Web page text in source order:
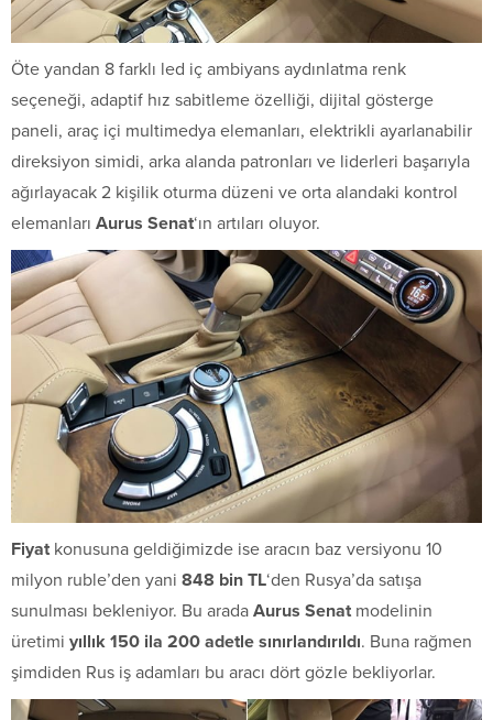
Öte yandan 8 farklı led iç ambiyans aydınlatma renk
seçeneği, adaptif hız sabitleme özelliği, dijital gösterge
paneli, araç içi multimedya elemanları, elektrikli ayarlanabilir
direksiyon simidi, arka alanda patronları ve liderleri başarıyla
ağırlayacak 2 kişilik oturma düzeni ve orta alandaki kontrol
elemanları Aurus Senat‘ın artıları oluyor.
Fiyat konusuna geldiğimizde ise aracın baz versiyonu 10
milyon ruble’den yani 848 bin TL‘den Rusya’da satışa
sunulması bekleniyor. Bu arada Aurus Senat modelinin
üretimi yıllık 150 ila 200 adetle sınırlandırıldı. Buna rağmen
şimdiden Rus iş adamları bu aracı dört gözle bekliyorlar.